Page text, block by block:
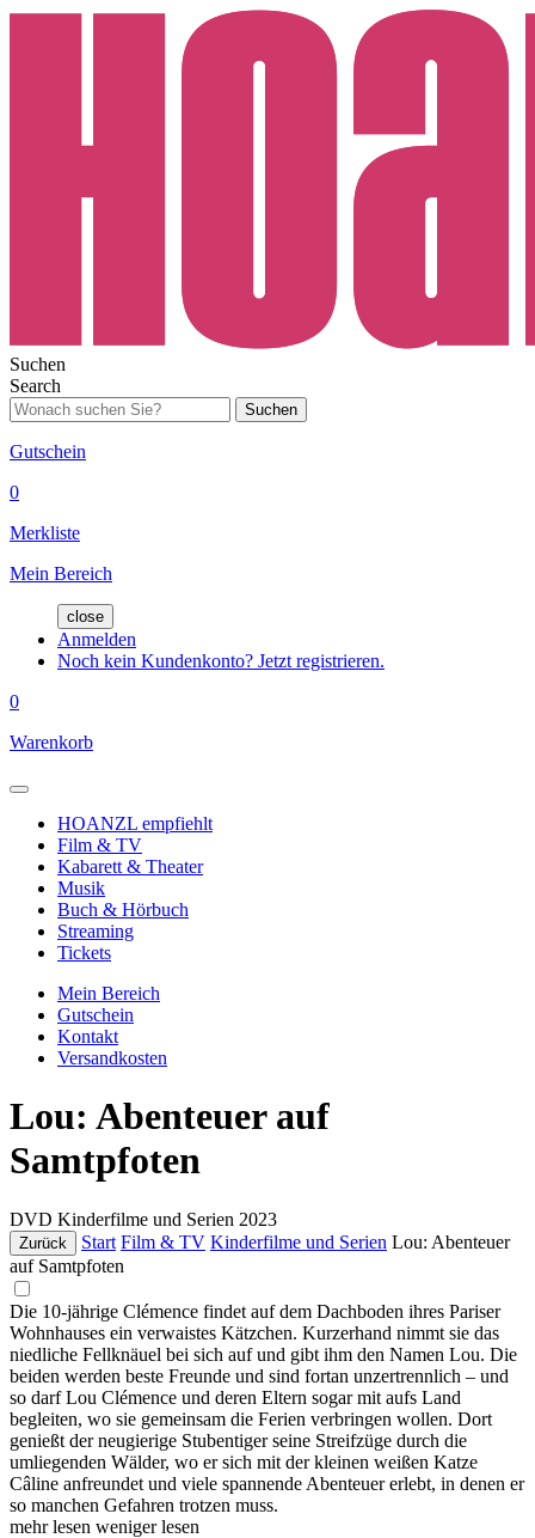
Suchen
Search
Suchen
Gutschein
0
Merkliste
Mein Bereich
close
Anmelden
Noch kein Kundenkonto? Jetzt registrieren.
0
Warenkorb
HOANZL empfiehlt
Film & TV
Kabarett & Theater
Musik
Buch & Hörbuch
Streaming
Tickets
Mein Bereich
Gutschein
Kontakt
Versandkosten
Lou: Abenteuer auf
Samtpfoten
DVD Kinderfilme und Serien 2023
Zurück Start Film & TV Kinderfilme und Serien Lou: Abenteuer
auf Samtpfoten
Die 10-jährige Clémence findet auf dem Dachboden ihres Pariser
Wohnhauses ein verwaistes Kätzchen. Kurzerhand nimmt sie das
niedliche Fellknäuel bei sich auf und gibt ihm den Namen Lou. Die
beiden werden beste Freunde und sind fortan unzertrennlich – und
so darf Lou Clémence und deren Eltern sogar mit aufs Land
begleiten, wo sie gemeinsam die Ferien verbringen wollen. Dort
genießt der neugierige Stubentiger seine Streifzüge durch die
umliegenden Wälder, wo er sich mit der kleinen weißen Katze
Câline anfreundet und viele spannende Abenteuer erlebt, in denen er
so manchen Gefahren trotzen muss.
mehr lesen weniger lesen